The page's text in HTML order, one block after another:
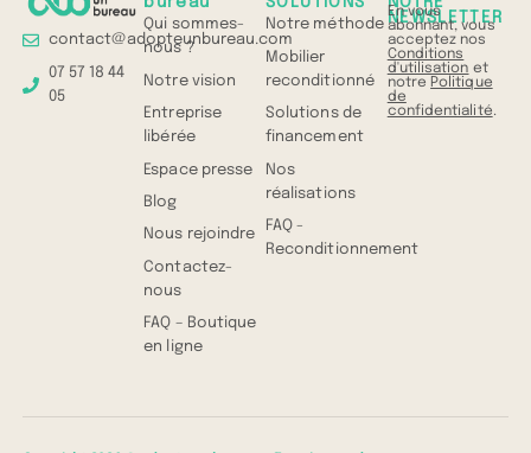
contact@adopteunbureau.com
07 57 18 44
05
Qui sommes-
nous ?
Notre vision
Entreprise
libérée
Espace presse
Blog
Nous rejoindre
Contactez-
nous
FAQ – Boutique
en ligne
Notre méthode
Mobilier
reconditionné
Solutions de
financement
Nos
réalisations
FAQ -
Reconditionnement
NEWSLETTER
En vous
abonnant, vous
acceptez nos
Conditions
d'utilisation et
notre Politique
de
confidentialité.